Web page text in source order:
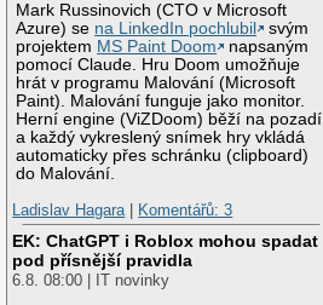
Mark Russinovich (CTO v Microsoft
Azure) se na LinkedIn pochlubil
svým
projektem MS Paint Doom
napsaným
pomocí Claude. Hru Doom umožňuje
hrát v programu Malování (Microsoft
Paint). Malování funguje jako monitor.
Herní engine (ViZDoom) běží na pozadí
a každý vykreslený snímek hry vkládá
automaticky přes schránku (clipboard)
do Malování.
Ladislav Hagara
Komentářů: 3
EK: ChatGPT i Roblox mohou spadat
pod přísnější pravidla
6.8. 08:00 | IT novinky